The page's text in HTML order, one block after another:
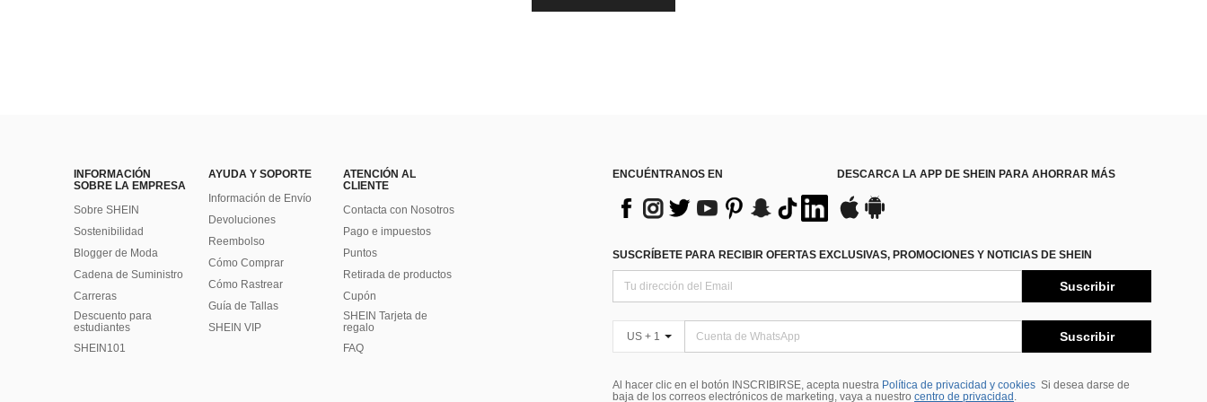
INFORMACIÓN
SOBRE LA EMPRESA
Sobre SHEIN
Sostenibilidad
Blogger de Moda
Cadena de Suministro
Carreras
Descuento para
estudiantes
SHEIN101
AYUDA Y SOPORTE
Información de Envío
Devoluciones
Reembolso
Cómo Comprar
Cómo Rastrear
Guía de Tallas
SHEIN VIP
ATENCIÓN AL
CLIENTE
Contacta con Nosotros
Pago e impuestos
Puntos
Retirada de productos
Cupón
SHEIN Tarjeta de
regalo
FAQ
ENCUÉNTRANOS EN DESCARCA LA APP DE SHEIN PARA AHORRAR MÁS
SUSCRÍBETE PARA RECIBIR OFERTAS EXCLUSIVAS, PROMOCIONES Y NOTICIAS DE SHEIN
Suscribir
US + 1 Suscribir
Al hacer clic en el botón INSCRIBIRSE, acepta nuestra Política de privacidad y cookies Si desea darse de
baja de los correos electrónicos de marketing, vaya a nuestro centro de privacidad .